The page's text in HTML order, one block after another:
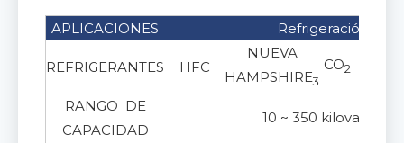
APLICACIONES Refrigeración
REFRIGERANTES HFC
NUEVA
HAMPSHIRE3
CO2
RANGO DE
CAPACIDAD
10 ~ 350 kilovatios